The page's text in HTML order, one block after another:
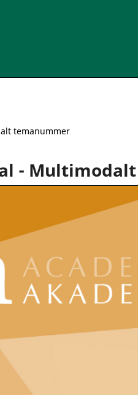
temanummer
-